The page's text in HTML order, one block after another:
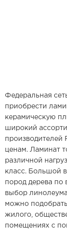
Федеральная
приобрести
керамическую
широкий
производителей
ценам. Ламинат
различной
класс. Большой
пород дерева
выбор
можно
жилого,
помещениях с